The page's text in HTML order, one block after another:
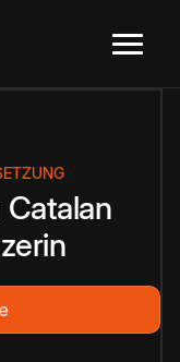
Catalan